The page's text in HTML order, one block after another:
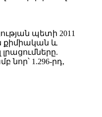
պետի 2011
քիմիական և
1.296-րդ,